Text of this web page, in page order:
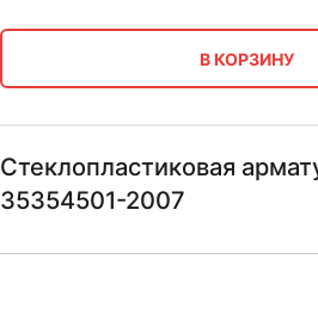
В КОРЗИНУ
Стеклопластиковая
35354501-2007